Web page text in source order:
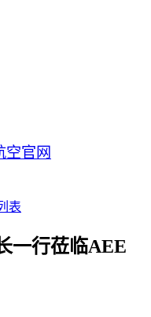
空官网
表
一行莅临AEE